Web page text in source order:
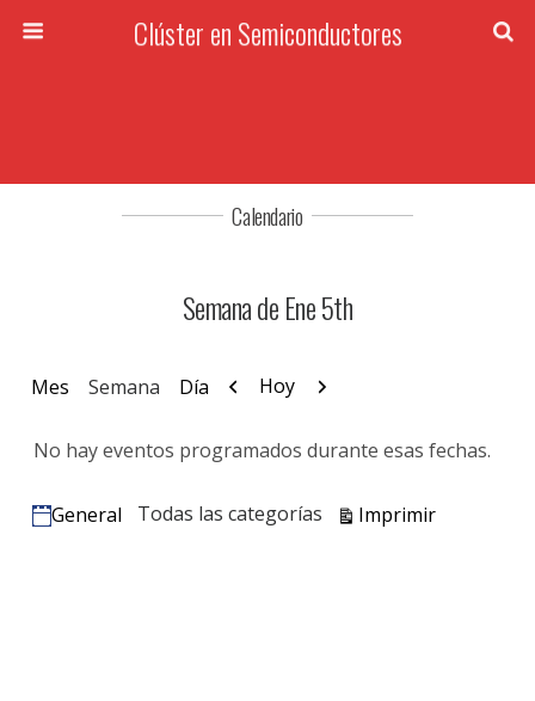
Clúster en Semiconductores
Calendario
Semana de Ene 5th
Mes Semana Día Anterior
Hoy Siguiente
No hay eventos programados durante esas fechas.
Categorías
General Todas las categorías ImprimirVistas